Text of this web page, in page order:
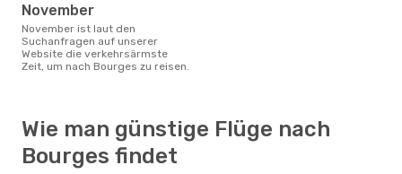
November
November ist laut den
Suchanfragen auf unserer
Website die verkehrsärmste
Zeit, um nach Bourges zu reisen.
Wie man günstige Flüge nach
Bourges findet